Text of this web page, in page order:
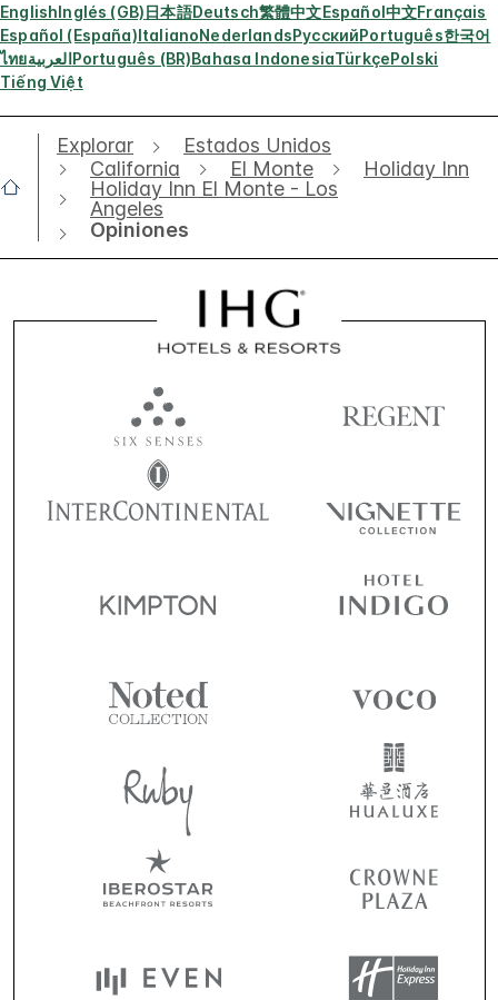
EnglishInglés (GB)日本語Deutsch繁體中文Español中文Français
Español (España)ItalianoNederlandsРусскийPortuguês한국어
ไทยالعربيةPortuguês (BR)Bahasa IndonesiaTürkçePolski
Tiếng Việt
Explorar
Estados Unidos
California
El Monte
Holiday Inn
Holiday Inn El Monte - Los
Angeles
Opiniones